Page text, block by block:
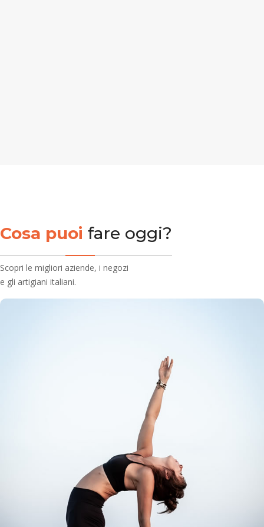
Cosa puoi fare oggi?
Scopri le migliori aziende, i negozi
e gli artigiani italiani.